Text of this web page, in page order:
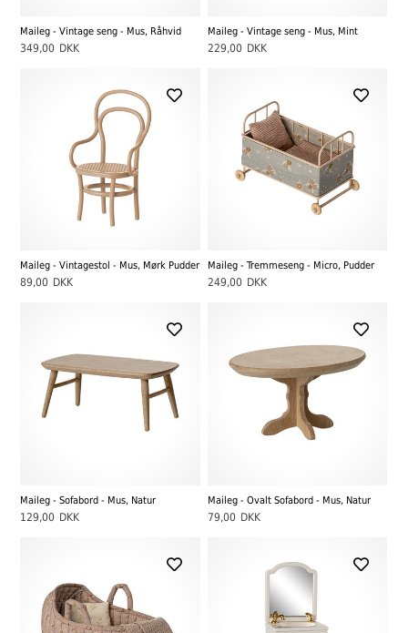
Maileg - Vintage seng - Mus, Råhvid
349,00 DKK
Maileg - Vintage seng - Mus, Mint
229,00 DKK
Maileg - Vintagestol - Mus, Mørk Pudder
89,00 DKK
Maileg - Tremmeseng - Micro, Pudder
249,00 DKK
Maileg - Sofabord - Mus, Natur
129,00 DKK
Maileg - Ovalt Sofabord - Mus, Natur
79,00 DKK